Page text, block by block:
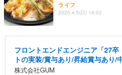
ライフ
2020.4.5(日) 14:02
フロントエンドエンジニア「27
トの実装/賞与あり/昇給賞与あり/
株式会社GUM